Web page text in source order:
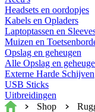
Headsets en oordopjes
Kabels en Opladers
Laptoptassen en
Muizen en
Opslag en geheugen
Alle Opslag en
Externe Harde Schijven
USB Sticks
Uitbreidingen
Home
Shop